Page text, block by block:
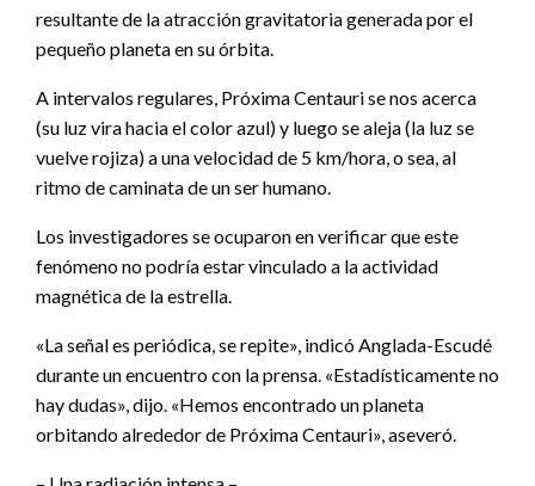
resultante de la atracción gravitatoria generada por el
pequeño planeta en su órbita.
A intervalos regulares, Próxima Centauri se nos acerca
(su luz vira hacia el color azul) y luego se aleja (la luz se
vuelve rojiza) a una velocidad de 5 km/hora, o sea, al
ritmo de caminata de un ser humano.
Los investigadores se ocuparon en verificar que este
fenómeno no podría estar vinculado a la actividad
magnética de la estrella.
«La señal es periódica, se repite», indicó Anglada-Escudé
durante un encuentro con la prensa. «Estadísticamente no
hay dudas», dijo. «Hemos encontrado un planeta
orbitando alrededor de Próxima Centauri», aseveró.